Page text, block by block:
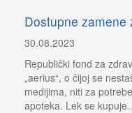
Dostupne zamene
30.08.2023
Republički fond za
„aerius“, o čijoj se
medijima, niti za
apoteka. Lek se